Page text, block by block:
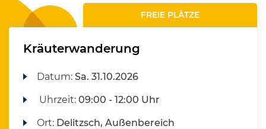
FREIE PLÄTZE
Kräuterwanderung
Datum:Sa. 31.10.2026
Uhrzeit:09:00 - 12:00 Uhr
Ort: Delitzsch, Außenbereich